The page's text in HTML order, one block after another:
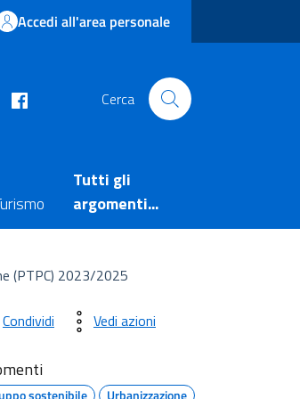
Accedi all'area personale
Cerca
Tutti gli
argomenti...
(PTPC) 2023/2025
Condividi Vedi azioni
sostenibile Urbanizzazione